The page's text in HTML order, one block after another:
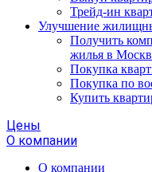
Трейд-ин
Улучшение
Получить
жилья в
Покупка
Покупка по
Купить
Цены
О компании
О компании